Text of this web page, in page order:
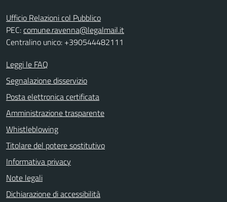
Ufficio Relazioni col Pubblico
PEC:comune.ravenna@legalmail.it
Centralino unico: +390544482111
Leggi le FAQ
Segnalazione disservizio
Posta elettronica certificata
Amministrazione trasparente
Whistleblowing
Titolare del potere sostitutivo
Informativa privacy
Note legali
Dichiarazione di accessibilità